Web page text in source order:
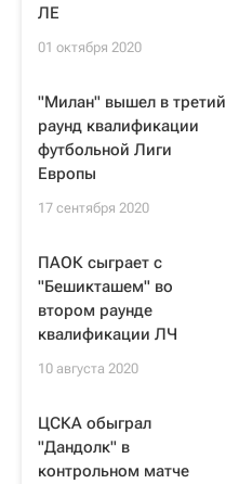
ЛЕ
01 октября 2020
"Милан" вышел в третий
раунд квалификации
футбольной Лиги
Европы
17 сентября 2020
ПАОК сыграет с
"Бешикташем" во
втором раунде
квалификации ЛЧ
10 августа 2020
ЦСКА обыграл
"Дандолк" в
контрольном матче